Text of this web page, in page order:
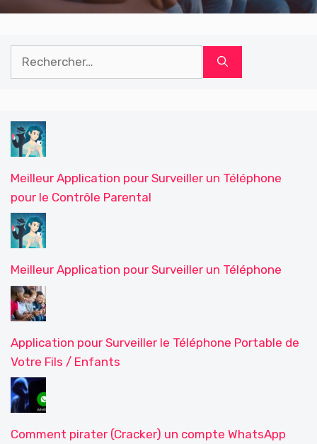
Meilleur Application pour Surveiller un Téléphone
pour le Contrôle Parental
Meilleur Application pour Surveiller un Téléphone
Application pour Surveiller le Téléphone Portable de
Votre Fils / Enfants
Comment pirater (Cracker) un compte WhatsApp